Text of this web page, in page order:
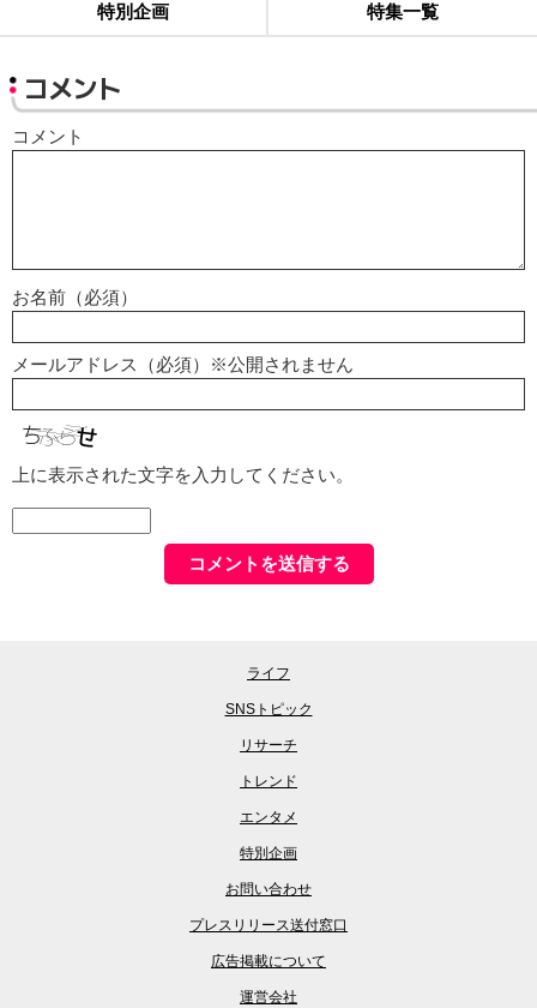
特別企画 特集一覧
コメント
コメント
お名前（必須）
メールアドレス（必須）※公開されません
上に表示された文字を入力してください。
ライフ
SNSトピック
リサーチ
トレンド
エンタメ
特別企画
お問い合わせ
プレスリリース送付窓口
広告掲載について
運営会社